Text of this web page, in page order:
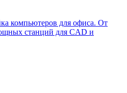
компьютеров для офиса. От
станций для CAD и